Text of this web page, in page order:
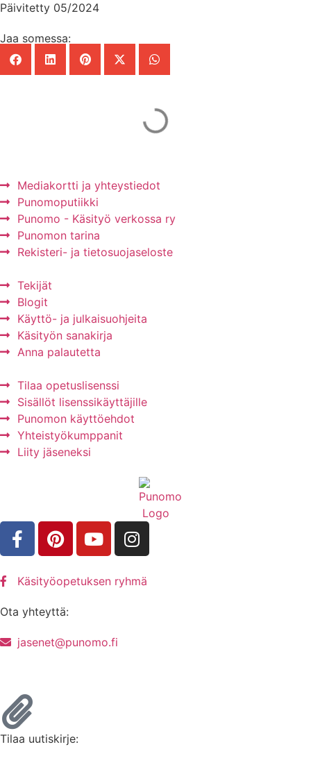
Päivitetty 05/2024
Jaa somessa:
Mediakortti ja yhteystiedot
Punomoputiikki
Punomo - Käsityö verkossa ry
Punomon tarina
Rekisteri- ja tietosuojaseloste
Tekijät
Blogit
Käyttö- ja julkaisuohjeita
Käsityön sanakirja
Anna palautetta
Tilaa opetuslisenssi
Sisällöt lisenssikäyttäjille
Punomon käyttöehdot
Yhteistyökumppanit
Liity jäseneksi
Käsityöopetuksen ryhmä
Ota yhteyttä:
jasenet@punomo.fi
Tilaa uutiskirje: